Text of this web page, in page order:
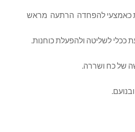
כאמצעי להפחדה הרתעה מראש
ככלי לשליטה ולהפעלת כוחנות.
של כח ושררה.